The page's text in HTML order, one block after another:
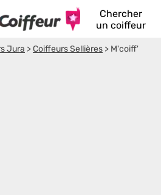
Chercher
un coiffeur
Jura >Coiffeurs Sellières > M'coiff'